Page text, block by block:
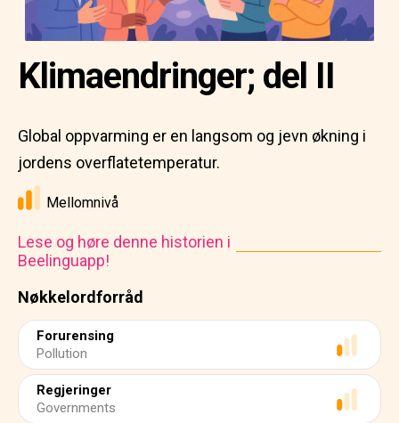
Nøkkelordforråd
Forurensing
Pollution
Regjeringer
Governments
Klimaendringer; del II
Global oppvarming er en langsom og jevn økning i
jordens overflatetemperatur.
Mellomnivå
Lese og høre denne historien i
Beelinguapp!